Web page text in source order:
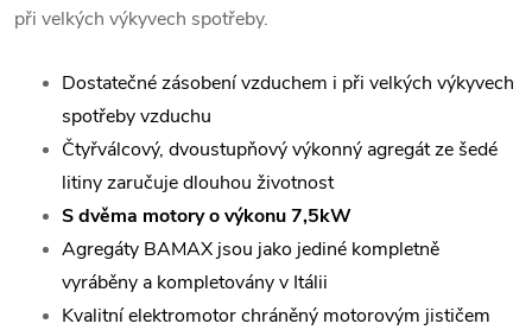
při velkých výkyvech spotřeby.
Dostatečné zásobení vzduchem i při velkých výkyvech
spotřeby vzduchu
Čtyřválcový, dvoustupňový výkonný agregát ze šedé
litiny zaručuje dlouhou životnost
S dvěma motory o výkonu 7,5kW
Agregáty BAMAX jsou jako jediné kompletně
vyráběny a kompletovány v Itálii
Kvalitní elektromotor chráněný motorovým jističem